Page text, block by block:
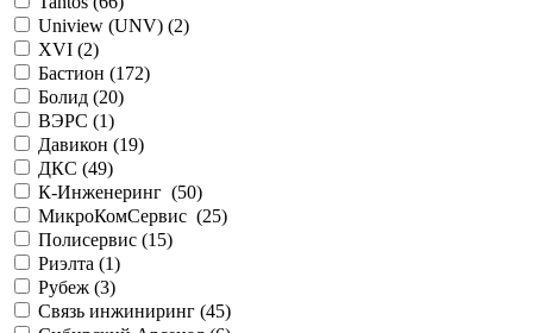
Uniview (UNV) (2)
XVI (2)
Бастион (172)
Болид (20)
ВЭРС (1)
Давикон (19)
ДКС (49)
К-Инженеринг (50)
МикроКомСервис (25)
Полисервис (15)
Риэлта (1)
Рубеж (3)
Связь инжиниринг (45)